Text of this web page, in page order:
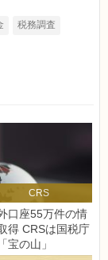
税務調査
CRS
口座55万件の情
得 CRSは国税庁
宝の山」